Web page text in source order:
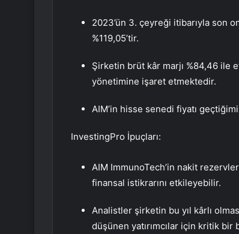
2023’ün 3. çeyreği itibarıyla son
%119,05’tir.
Şirketin brüt kâr marjı %84,46
yönetimine işaret etmektedir.
AIM’in hisse senedi fiyatı
InvestingPro İpuçları:
AIM ImmunoTech’in nakit
finansal istikrarını etkileyebilir.
Analistler şirketin bu yıl kârlı
düşünen yatırımcılar için kritik bir